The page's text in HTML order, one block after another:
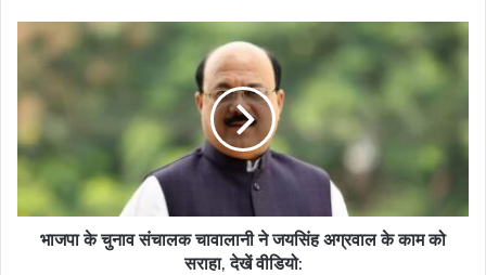
अन्य
गईं
भाजपा
चुनाव
संचालक
चावालानी
ने
जयसिंह
अग्रवाल
के
भाजपा के चुनाव संचालक चावालानी ने जयसिंह अग्रवाल के काम को
सराहा, देखें वीडियो: